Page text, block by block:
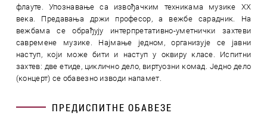
флауте. Упознавање са извођачким техникама музике XX
века. Предавања држи професор, а вежбе сарадник. На
вежбама се обрађују интерпретативно-уметнички захтеви
савремене музике. Најмање једном, организује се јавни
наступ, који може бити и наступ у оквиру класе. Испитни
захтев: две етиде, циклично дело, виртуозни комад. Једно дело
(концерт) се обавезно изводи напамет.
ПРЕДИСПИТНЕ ОБАВЕЗЕ